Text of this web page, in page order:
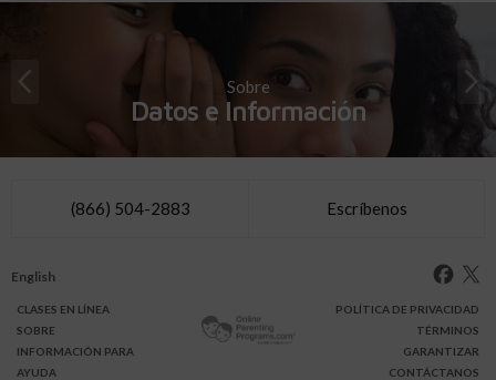
Sobre
Datos e Información
(866) 504-2883 Escríbenos
English
CLASES EN LÍNEA
SOBRE
INFORMACIÓN PARA
AYUDA
POLÍTICA DE PRIVACIDAD
TÉRMINOS
GARANTIZAR
CONTÁCTANOS